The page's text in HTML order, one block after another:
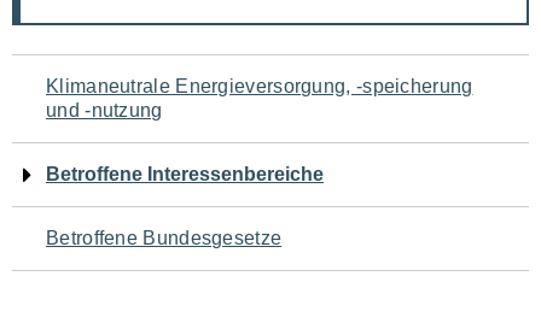
Navigation
für
den
Seiteninhalt
Klimaneutrale Energieversorgung, -speicherung
und -nutzung
Betroffene Interessenbereiche
Betroffene Bundesgesetze